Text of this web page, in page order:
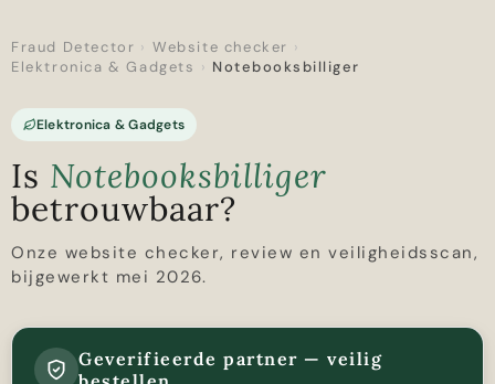
Fraud Detector › Website checker ›
Elektronica & Gadgets › Notebooksbilliger
Elektronica & Gadgets
Is Notebooksbilliger
betrouwbaar?
Onze website checker, review en veiligheidsscan,
bijgewerkt mei 2026.
Geverifieerde partner — veilig